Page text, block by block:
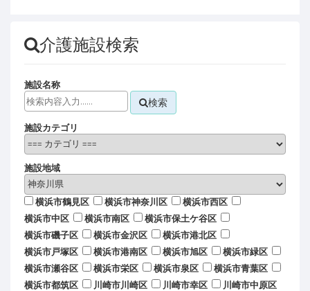
介護施設検索
施設名称
検索
施設カテゴリ
施設地域
横浜市鶴見区 横浜市神奈川区
横浜市西区
横浜市中区
横浜市南区
横浜市保土ケ谷区
横浜市磯子区
横浜市金沢区
横浜市港北区
横浜市戸塚区
横浜市港南区 横浜市旭区
横浜市緑区
横浜市瀬谷区
横浜市栄区 横浜市泉区
横浜市青葉区
横浜市都筑区
川崎市川崎区 川崎市幸区
川崎市中原区